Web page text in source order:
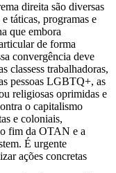
direita são diversas
táticas, programas e
que embora
de forma
convergência deve
classess trabalhadoras,
pessoas LGBTQ+, as
religiosas oprimidas e
o capitalismo
e coloniais,
fim da OTAN e a
É urgente
ações concretas